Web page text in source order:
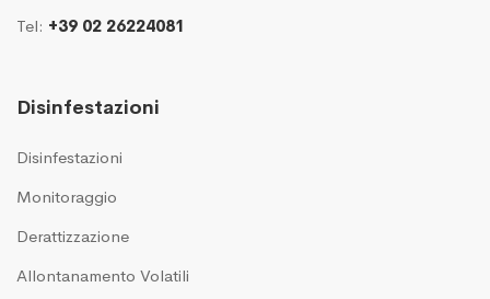
Tel: +39 02 26224081
Disinfestazioni
Disinfestazioni
Monitoraggio
Derattizzazione
Allontanamento Volatili